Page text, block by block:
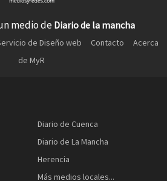
medio de Diario de la mancha
de Diseño web Contacto
Acerca
de MyR
Diario de Cuenca
Diario de La Mancha
Herencia
Más medios locales...